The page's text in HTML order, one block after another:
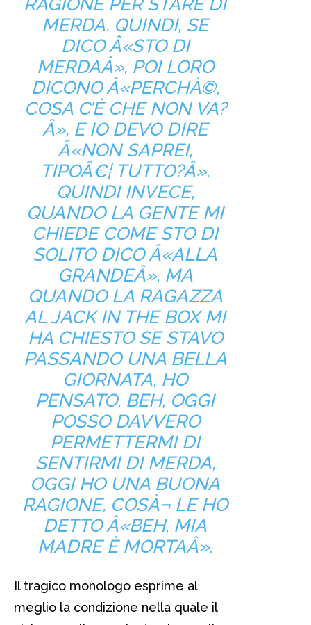
MERDA. QUINDI, SE
DICO Â«STO DI
MERDAÂ», POI LORO
DICONO Â«PERCHÀ©,
COSA C’È CHE NON VA?
Â», E IO DEVO DIRE
Â«NON SAPREI,
TIPOÂ€¦ TUTTO?Â».
QUINDI INVECE,
QUANDO LA GENTE MI
CHIEDE COME STO DI
SOLITO DICO Â«ALLA
GRANDEÂ». MA
QUANDO LA RAGAZZA
AL JACK IN THE BOX MI
HA CHIESTO SE STAVO
PASSANDO UNA BELLA
GIORNATA, HO
PENSATO, BEH, OGGI
POSSO DAVVERO
PERMETTERMI DI
SENTIRMI DI MERDA,
OGGI HO UNA BUONA
RAGIONE, COSÀ¬ LE HO
DETTO Â«BEH, MIA
MADRE È MORTAÂ».
Il tragico monologo esprime al
meglio la condizione nella quale il